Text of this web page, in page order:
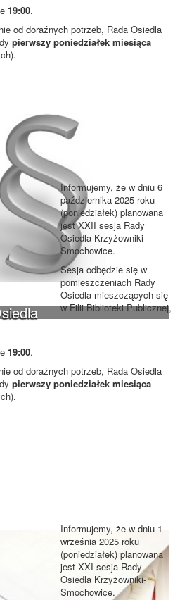
19:00.
od doraźnych potrzeb, Rada Osiedla
pierwszy poniedziałek miesiąca
Informujemy, że w dniu 6
października 2025 roku
(poniedziałek) planowana
jest XXII sesja Rady
Osiedla Krzyżowniki-
Smochowice.
Sesja odbędzie się w
pomieszczeniach Rady
Osiedla mieszczących się
w Filii Biblioteki Publicznej,
19:00.
od doraźnych potrzeb, Rada Osiedla
pierwszy poniedziałek miesiąca
Informujemy, że w dniu 1
września 2025 roku
(poniedziałek) planowana
jest XXI sesja Rady
Osiedla Krzyżowniki-
Smochowice.